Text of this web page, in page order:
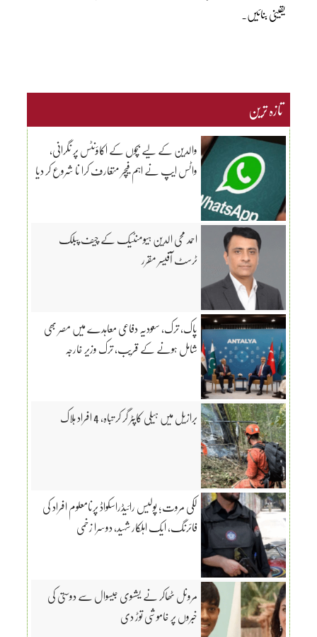
یقینی بنائیں۔
تازہ ترین
والدین کے لیے بچوں کے اکاؤنٹس پر نگرانی،
واٹس ایپ نے اہم فیچر متعارف کرا نا شروع کر دیا
احمد محی الدین ہیومنٹیک کے چیف پبلک
ٹرسٹ آفیسر مقرر
پاک، ترک، سعودیہ دفاعی معاہدے میں مصر بھی
شامل ہونے کے قریب، ترک وزیر خارجہ
برازیل میں ہیلی کاپٹر گر کر تباہ، 4 افراد ہلاک
لکی مروت؛ پولیس رائیڈراسکواڈ پرنامعلوم افراد کی
فائرنگ، ایک اہلکار شہید، دوسرا زخمی
مرونل ٹھاکر نے یشسوی جیسوال سے دوستی کی
خبروں پر خاموشی توڑ دی